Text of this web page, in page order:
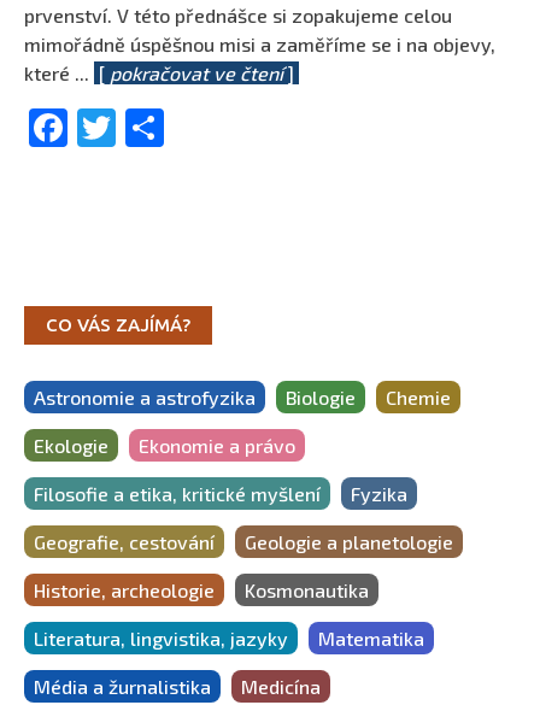
prvenství. V této přednášce si zopakujeme celou
mimořádně úspěšnou misi a zaměříme se i na objevy,
které ... [ pokračovat ve čtení]
Facebook
Twitter
CO VÁS ZAJÍMÁ?
Astronomie a astrofyzika Biologie Chemie
Ekologie Ekonomie a právo
Filosofie a etika, kritické myšlení Fyzika
Geografie, cestování Geologie a planetologie
Historie, archeologie Kosmonautika
Literatura, lingvistika, jazyky Matematika
Média a žurnalistika Medicína